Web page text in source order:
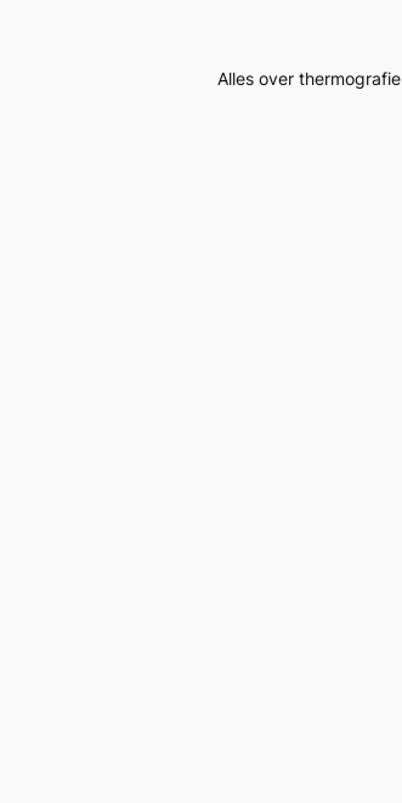
Alles over thermografie